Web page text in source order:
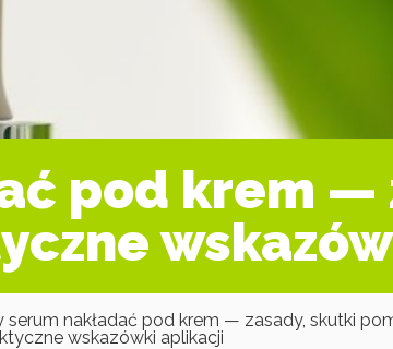
pod krem
serum nakładać pod krem — zasady, skutki
wskazówki aplikacji